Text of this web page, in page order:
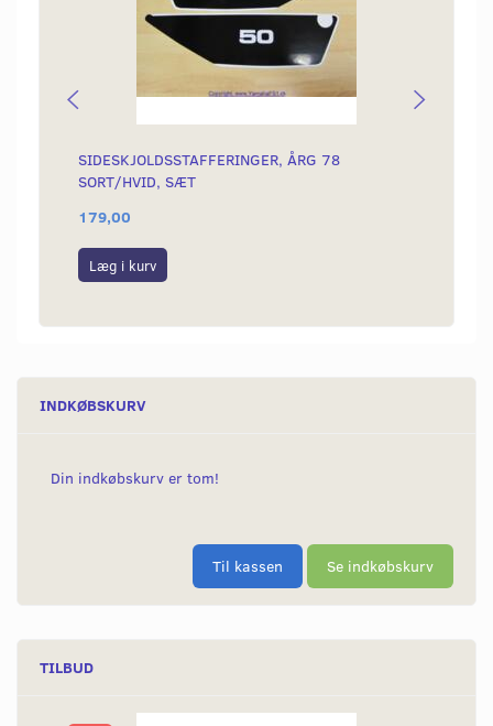
SIDESKJOLDSSTAFFERINGER, ÅRG 78
SORT/HVID, SÆT
179,00
Læg i kurv
INDKØBSKURV
Din indkøbskurv er tom!
Til kassen Se indkøbskurv
TILBUD